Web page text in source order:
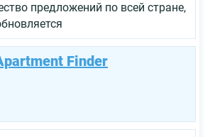
предложений по всей стране,
Finder